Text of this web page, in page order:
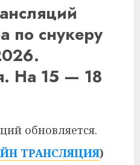
по снукеру
На 15 — 18
обновляется.
ТРАНСЛЯЦИЯ)